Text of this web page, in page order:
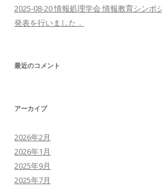
2025-08-20 情報処理学会 情報教育シンポ
発表を行いました．
最近のコメント
アーカイブ
2026年2月
2026年1月
2025年9月
2025年7月